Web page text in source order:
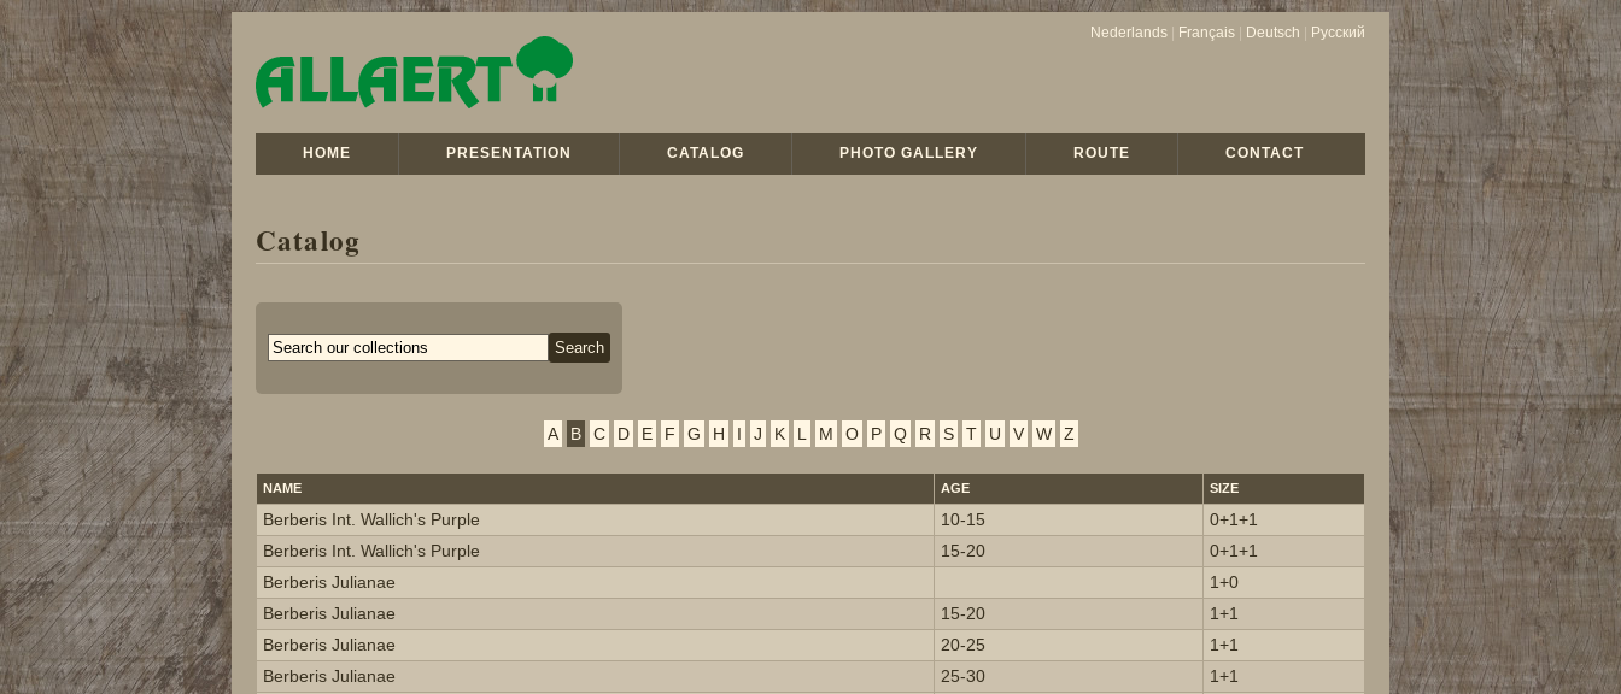
Nederlands Français Deutsch Русский
HOME PRESENTATION CATALOG PHOTO GALLERY ROUTE CONTACT
Catalog
A B C D E F G H I J K L M O P Q R S T U V W Z
NAME AGE SIZE
Berberis Int. Wallich's Purple 10-15
0+1+1
Berberis Int. Wallich's Purple
15-20
0+1+1
Berberis Julianae
1+0
Berberis Julianae
15-20
1+1
Berberis Julianae
20-25
1+1
Berberis Julianae
25-30
1+1